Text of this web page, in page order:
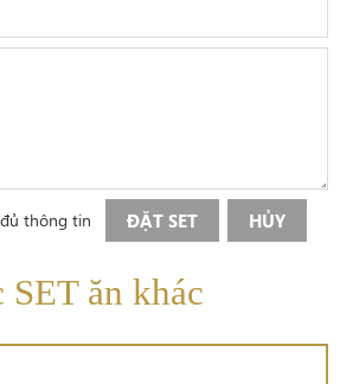
thông tin ĐẶT SET HỦY
SET ăn khác